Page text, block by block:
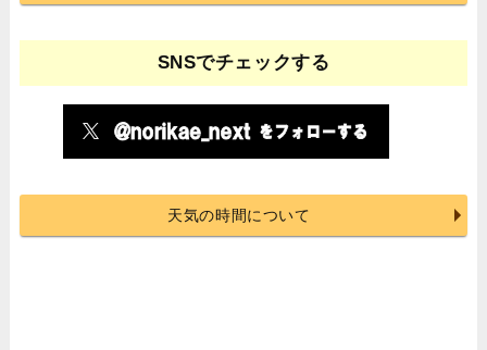
SNSでチェックする
天気の時間について